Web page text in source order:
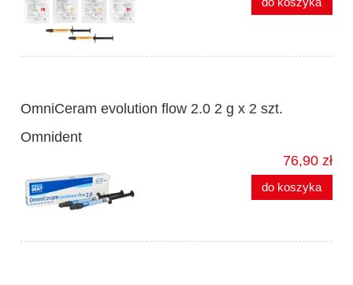
OmniCeram evolution flow 2.0 2 g x 2 szt.
Omnident
76,90 zł
do koszyka